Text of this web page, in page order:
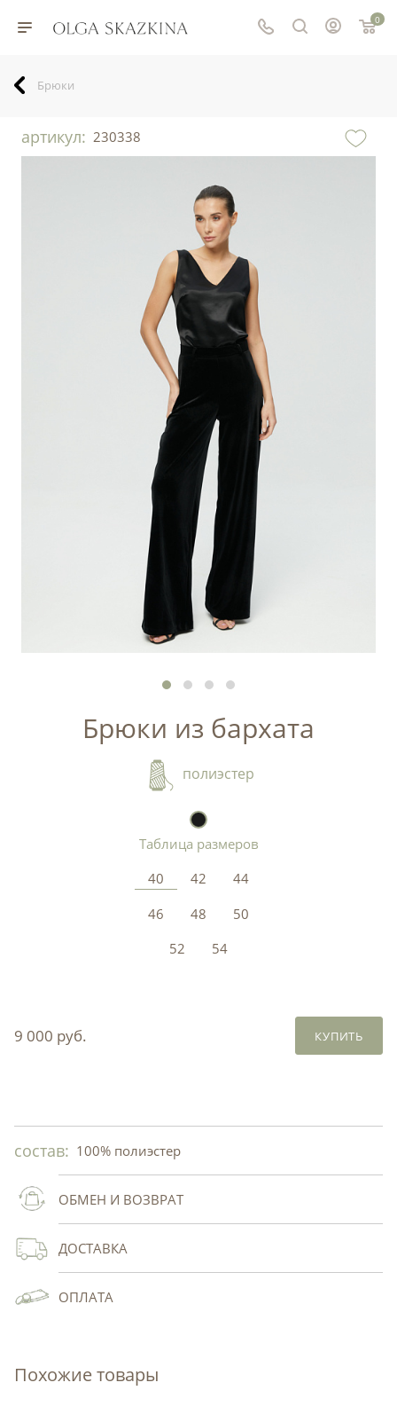
0
Брюки
артикул: 230338
Брюки из бархата
полиэстер
Таблица размеров
40
42
44
46
48
50
52
54
9 000 руб. КУПИТЬ
состав: 100% полиэстер
ОБМЕН И ВОЗВРАТ
ДОСТАВКА
ОПЛАТА
Похожие товары